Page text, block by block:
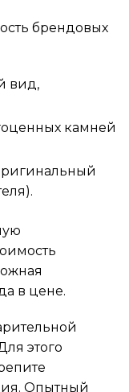
брендовых
вид,
камней
в цене.
этого
Опытный